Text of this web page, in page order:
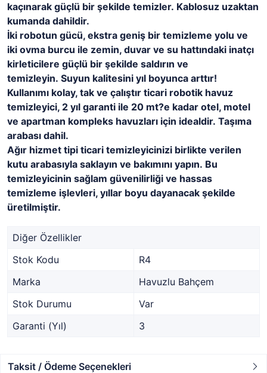
kaçınarak güçlü bir şekilde temizler. Kablosuz uzaktan
kumanda dahildir.
İki robotun gücü, ekstra geniş bir temizleme yolu ve
iki ovma burcu ile zemin, duvar ve su hattındaki inatçı
kirleticilere güçlü bir şekilde saldırın ve
temizleyin. Suyun kalitesini yıl boyunca arttır!
Kullanımı kolay, tak ve çalıştır ticari robotik havuz
temizleyici, 2 yıl garanti ile 20 mt?e kadar otel, motel
ve apartman kompleks havuzları için idealdir. Taşıma
arabası dahil.
Ağır hizmet tipi ticari temizleyicinizi birlikte verilen
kutu arabasıyla saklayın ve bakımını yapın. Bu
temizleyicinin sağlam güvenilirliği ve hassas
temizleme işlevleri, yıllar boyu dayanacak şekilde
üretilmiştir.
Diğer Özellikler
Stok Kodu
R4
Marka
Havuzlu Bahçem
Stok Durumu
Var
Garanti (Yıl)
3
Taksit / Ödeme Seçenekleri